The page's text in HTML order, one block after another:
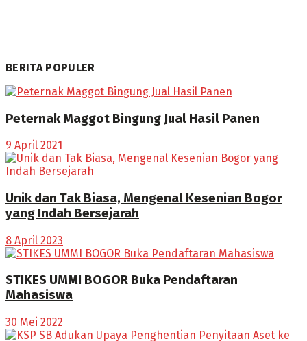
BERITA POPULER
Peternak Maggot Bingung Jual Hasil Panen
9 April 2021
Unik dan Tak Biasa, Mengenal Kesenian Bogor
yang Indah Bersejarah
8 April 2023
STIKES UMMI BOGOR Buka Pendaftaran
Mahasiswa
30 Mei 2022